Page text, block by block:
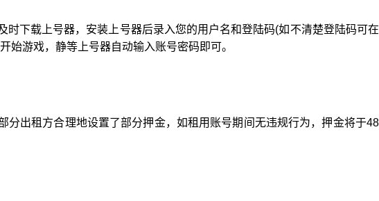
时下载上号器，安装上号器后录入您的用户名和登陆码(如不清楚登陆码可
始游戏，静等上号器自动输入账号密码即可。
分出租方合理地设置了部分押金，如租用账号期间无违规行为，押金将于